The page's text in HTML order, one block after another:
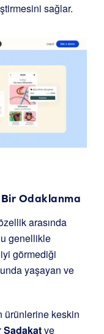
sağlar.
Odaklanma
arasında
genellikle
görmediği
yaşayan ve
ürünlerine keskin
Sadakatve